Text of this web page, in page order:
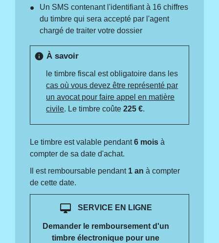
Un SMS contenant l'identifiant à 16 chiffres
du timbre qui sera accepté par l'agent
chargé de traiter votre dossier
info À savoir
le timbre fiscal est obligatoire dans les
cas où vous devez être représenté par
un avocat pour faire appel en matière
civile. Le timbre coûte225 €.
Le timbre est valable pendant6 mois à
compter de sa date d'achat.
Il est remboursable pendant 1 an à compter
de cette date.
desktop_mac SERVICE EN LIGNE
Demander le remboursement d'un
timbre électronique pour une